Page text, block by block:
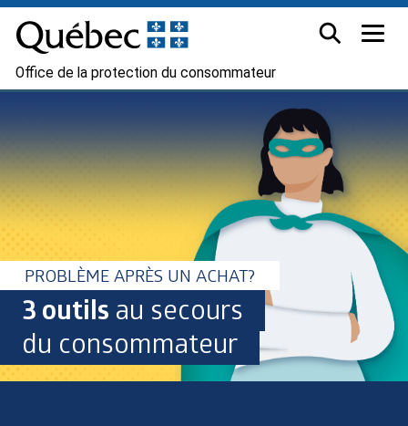
Office de la protection du consommateur
3 outils au secours
du consommateur
PROBLÈME APRÈS UN ACHAT?